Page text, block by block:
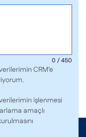
0 / 450
CRM’e
işlenmesi
amaçlı